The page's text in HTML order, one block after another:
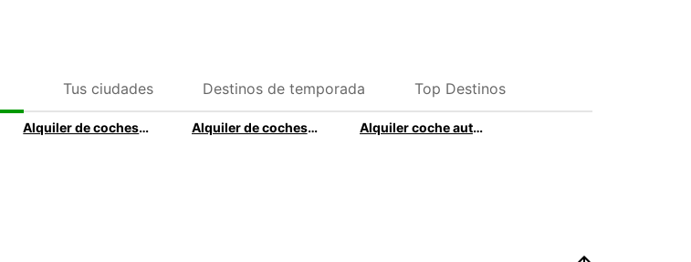
Tus ciudades Destinos de temporada Top Destinos
Alquiler de coches automáticos en Barcelona Alquiler de coches automáticos en Tenerife Alquiler coche automático en Valencia